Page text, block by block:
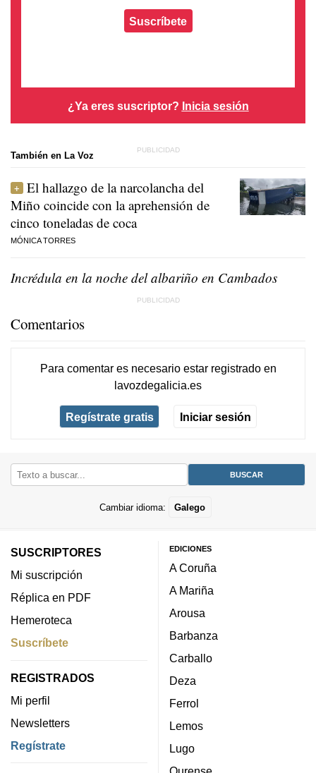
Suscríbete
¿Ya eres suscriptor? Inicia sesión
También en La Voz
El hallazgo de la narcolancha del
Miño coincide con la aprehensión de
cinco toneladas de coca
MÓNICA TORRES
Incrédula en la noche del albariño en Cambados
Comentarios
Para comentar es necesario estar registradoen
lavozdegalicia.es
Regístrate gratis Iniciar sesión
Cambiar idioma: Galego
SUSCRIPTORES
Mi suscripción
Réplica en PDF
Hemeroteca
Suscríbete
REGISTRADOS
Mi perfil
Newsletters
Regístrate
EDICIONES
A Coruña
A Mariña
Arousa
Barbanza
Carballo
Deza
Ferrol
Lemos
Lugo